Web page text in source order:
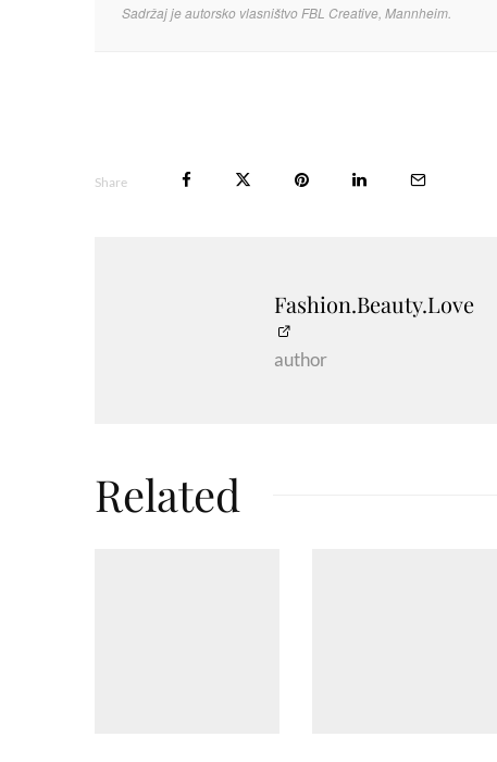
Sadržaj je autorsko vlasništvo FBL Creative, Mannheim.
Share
Fashion.Beauty.Love
author
Related